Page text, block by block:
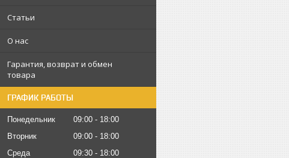
Статьи
О нас
Гарантия, возврат и обмен
товара
ГРАФИК РАБОТЫ
Понедельник 09:00
18:00
Вторник
09:00
18:00
Среда
09:30
18:00